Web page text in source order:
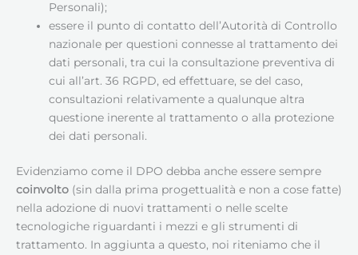
Personali);
essere il punto di contatto dell’Autorità di Controllo
nazionale per questioni connesse al trattamento dei
dati personali, tra cui la consultazione preventiva di
cui all’art. 36 RGPD, ed effettuare, se del caso,
consultazioni relativamente a qualunque altra
questione inerente al trattamento o alla protezione
dei dati personali.
Evidenziamo come il DPO debba anche essere sempre
coinvolto (sin dalla prima progettualità e non a cose fatte)
nella adozione di nuovi trattamenti o nelle scelte
tecnologiche riguardanti i mezzi e gli strumenti di
trattamento. In aggiunta a questo, noi riteniamo che il